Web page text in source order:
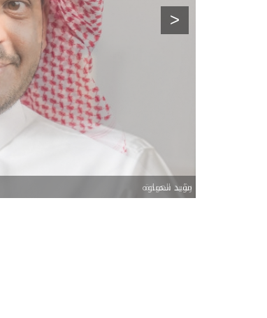
رشيد العودة
<